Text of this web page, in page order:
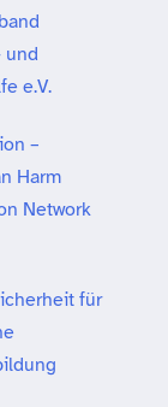
und
e.V.
–
Harm
Network
für